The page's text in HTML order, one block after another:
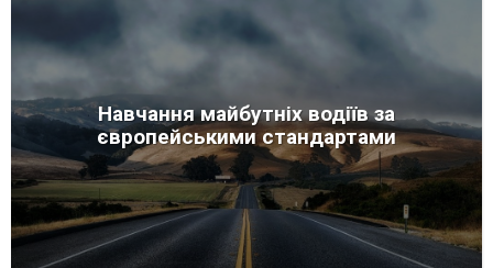
Навчання майбутніх водіїв за
європейськими стандартами